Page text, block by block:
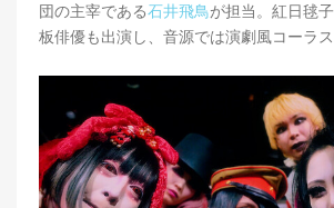
団の主宰である石井飛鳥が担当。紅日毬
板俳優も出演し、音源では演劇風コーラス